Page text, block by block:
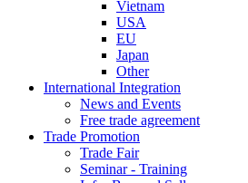
Vietnam
USA
EU
Japan
Other
International Integration
News and Events
Free trade agreement
Trade Promotion
Trade Fair
Seminar - Training